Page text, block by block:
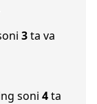
3ta va
soni 4ta